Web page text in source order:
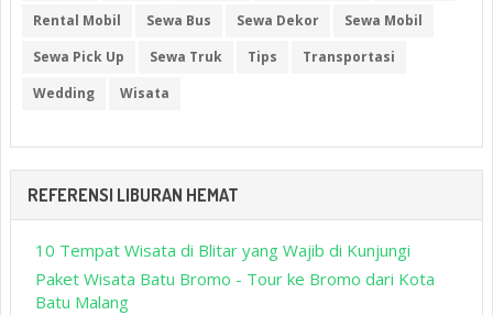
Rental Mobil
Sewa Bus Sewa Dekor
Sewa Mobil
Sewa Pick Up
Sewa Truk Tips
Transportasi
Wedding
Wisata
REFERENSI LIBURAN HEMAT
10 Tempat Wisata di Blitar yang Wajib di Kunjungi
Paket Wisata Batu Bromo - Tour ke Bromo dari Kota
Batu Malang